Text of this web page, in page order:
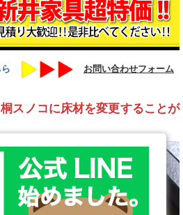
お問い合わせフォーム
スノコに床材を変更することが